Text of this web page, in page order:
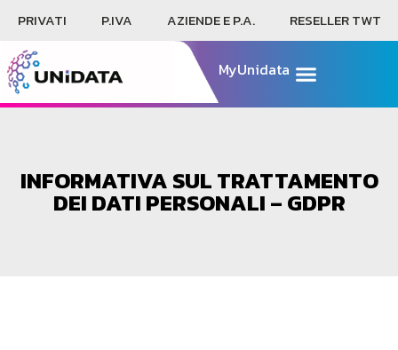
PRIVATI P.IVA AZIENDE E P.A. RESELLER TWT
MyUnidata
INFORMATIVA SUL TRATTAMENTO
DEI DATI PERSONALI – GDPR